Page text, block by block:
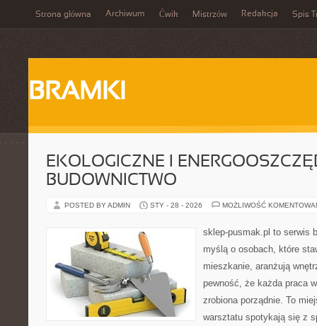
Strona główna Archiwum Ćwik Mistrzów Redakcja Spis
BRAMKI
EKOLOGICZNE I
BUDOWNICTWO
POSTED BY ADMIN STY - 28 - 2026 MOŻLIWOŚĆ
sklep-pusmak.pl to serwis
myślą o osobach, które
mieszkanie, aranżują
pewność, że każda praca
zrobiona porządnie. To
warsztatu spotykają się z